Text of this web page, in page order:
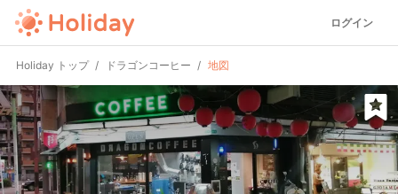
ログイン
Holiday トップ ドラゴンコーヒー 地図